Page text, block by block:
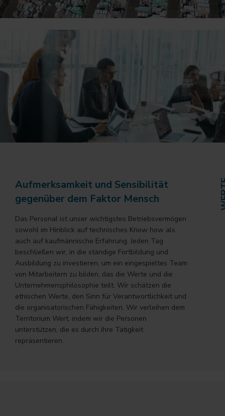
Aufmerksamkeit und Sensibilität
gegenüber dem Faktor Mensch
Das Personal ist unser wichtigstes Betriebsvermögen
sowohl im Hinblick auf technisches Know how als
auch auf kaufmännische Erfahrung. Jeden Tag
beschließen wir, in die ständige Fortbildung und
Ausbildung zu investieren, um ein eingespieltes Team
von Mitarbeitern zu bilden, das die Werte und die
Unternehmensphilosophie teilt. Wir schätzen die
ethischen Werte, den Sinn für Verantwortlichkeit und
die organisatorischen Fähigkeiten. Wir verleihen dem
Territorium Wert, indem wir die Personen
unterstützen, die es durch ihre Tätigkeit
repräsentieren.